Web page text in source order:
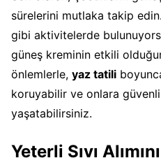
sürelerini mutlaka takip
gibi aktivitelerde
güneş kreminin etkili
önlemlerle, yaz tatili
koruyabilir ve onlara
yaşatabilirsiniz.
Yeterli Sıvı